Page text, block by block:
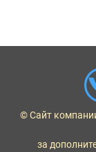
© Сайт
за